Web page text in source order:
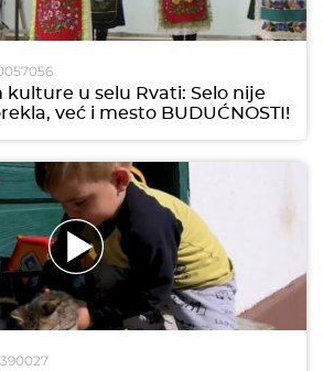
kulture u selu Rvati: Selo nije
već i mesto BUDUĆNOSTI!